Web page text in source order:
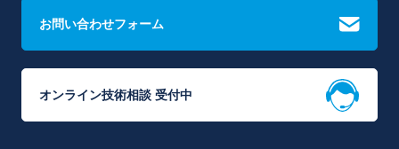
お問い合わせフォーム
オンライン技術相談 受付中